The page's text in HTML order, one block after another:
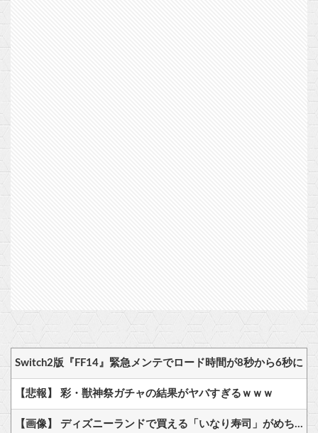
Switch2版『FF14』緊急メンテでロード時間が8秒から6秒に
【悲報】 彩・獣神祭ガチャの結果がヤバすぎるｗｗｗ
【画像】 ディズニーランドで買える「いなり寿司」がめちゃめちゃ美味しそう